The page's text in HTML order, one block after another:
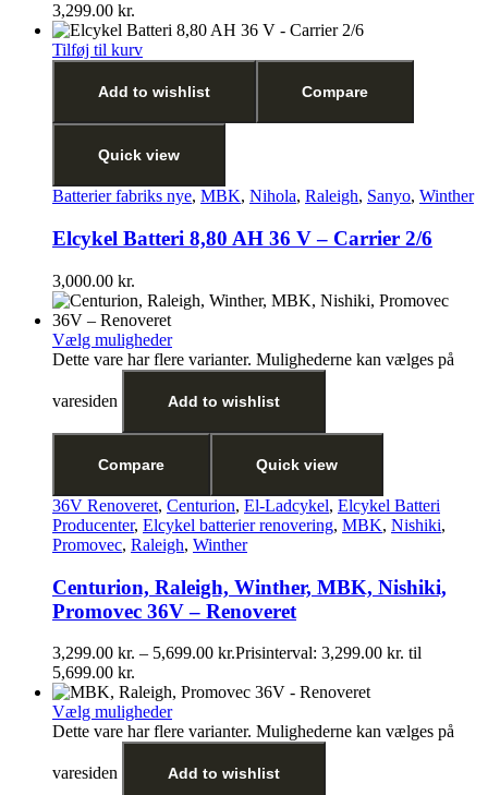
3,299.00 kr.
Tilføj til kurv
Add to wishlist Compare
Quick view
Batterier fabriks nye, MBK, Nihola, Raleigh, Sanyo, Winther
Elcykel Batteri 8,80 AH 36 V – Carrier 2/6
3,000.00 kr.
Vælg muligheder
Dette vare har flere varianter. Mulighederne kan vælges på
varesiden Add to wishlist
Compare Quick view
36V Renoveret, Centurion, El-Ladcykel, Elcykel Batteri
Producenter, Elcykel batterier renovering, MBK, Nishiki,
Promovec, Raleigh, Winther
Centurion, Raleigh, Winther, MBK, Nishiki,
Promovec 36V – Renoveret
3,299.00 kr. – 5,699.00 kr.Prisinterval: 3,299.00 kr. til
5,699.00 kr.
Vælg muligheder
Dette vare har flere varianter. Mulighederne kan vælges på
varesiden Add to wishlist